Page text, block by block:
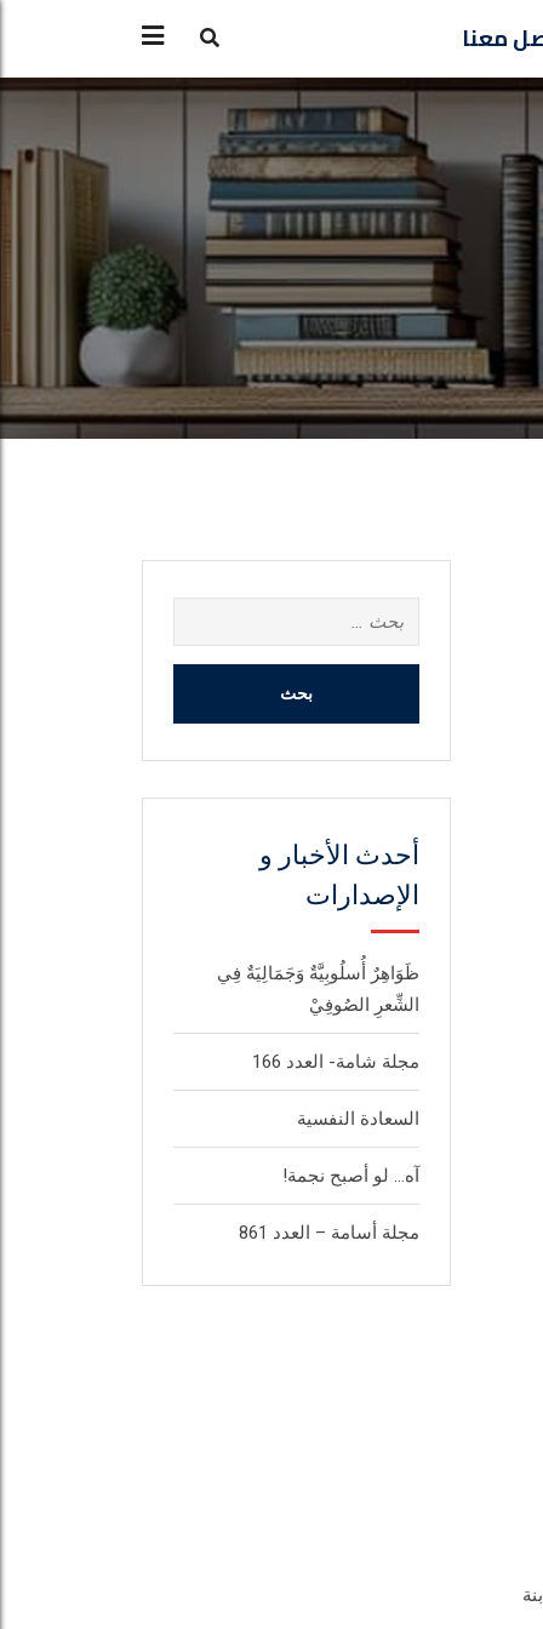
معنا
عن:
أحدث الأخبار و
الإصدارات
ظَوَاهِرٌ أُسلُوبِيَّةٌ وَجَمَالِيَةٌ فِي
الشِّعرِ الصُوفِيْ
مجلة شامة- العدد 166
السعادة النفسية
آه… لو أصبح نجمة!
مجلة أسامة – العدد 861